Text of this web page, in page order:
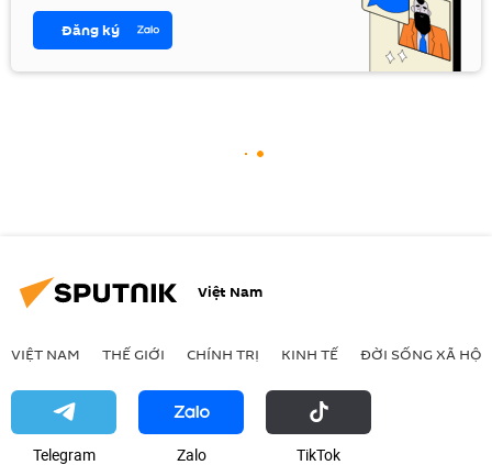
Đăng ký
Việt Nam
VIỆT NAM THẾ GIỚI CHÍNH TRỊ KINH TẾ ĐỜI SỐNG XÃ HỘI
Telegram Zalo ТikТоk